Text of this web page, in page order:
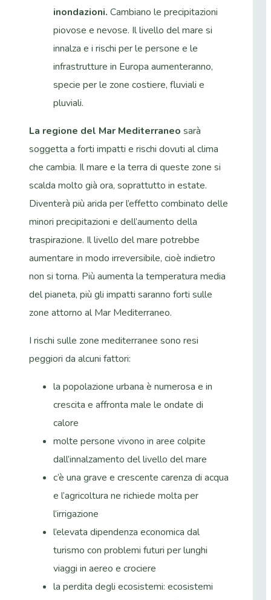
inondazioni. Cambiano le precipitazioni
piovose e nevose. Il livello del mare si
innalza e i rischi per le persone e le
infrastrutture in Europa aumenteranno,
specie per le zone costiere, fluviali e
pluviali.
La regione del Mar Mediterraneo sarà
soggetta a forti impatti e rischi dovuti al clima
che cambia. Il mare e la terra di queste zone si
scalda molto già ora, soprattutto in estate.
Diventerà più arida per l’effetto combinato delle
minori precipitazioni e dell’aumento della
traspirazione. Il livello del mare potrebbe
aumentare in modo irreversibile, cioè indietro
non si torna. Più aumenta la temperatura media
del pianeta, più gli impatti saranno forti sulle
zone attorno al Mar Mediterraneo.
I rischi sulle zone mediterranee sono resi
peggiori da alcuni fattori:
la popolazione urbana è numerosa e in
crescita e affronta male le ondate di
calore
molte persone vivono in aree colpite
dall’innalzamento del livello del mare
c’è una grave e crescente carenza di acqua
e l’agricoltura ne richiede molta per
l’irrigazione
l’elevata dipendenza economica dal
turismo con problemi futuri per lunghi
viaggi in aereo e crociere
la perdita degli ecosistemi: ecosistemi